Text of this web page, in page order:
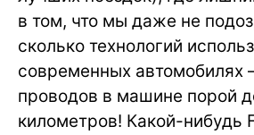
в том, что мы даже не
сколько технологий
современных
проводов в машине порой
километров! Какой-нибудь